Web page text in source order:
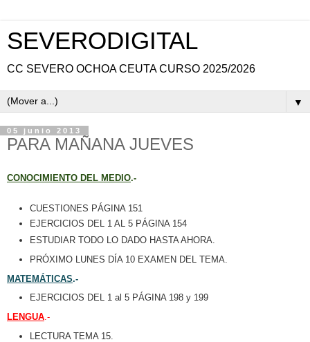
SEVERODIGITAL
CC SEVERO OCHOA CEUTA CURSO 2025/2026
▼
05 junio 2013
PARA MAÑANA JUEVES
CONOCIMIENTO DEL MEDIO.-
CUESTIONES PÁGINA 151
EJERCICIOS DEL 1 AL 5 PÁGINA 154
ESTUDIAR TODO LO DADO HASTA AHORA.
PRÓXIMO LUNES DÍA 10 EXAMEN DEL TEMA.
MATEMÁTICAS.-
EJERCICIOS DEL 1 al 5 PÁGINA 198 y 199
LENGUA.-
LECTURA TEMA 15.